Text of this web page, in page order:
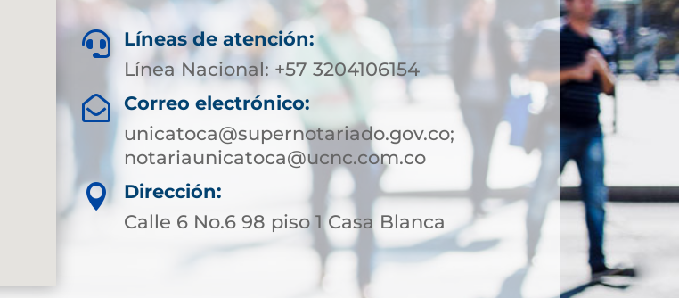

Líneas de atención:
Línea Nacional: +57 3204106154
 Correo electrónico:
unicatoca@supernotariado.gov.co;
notariaunicatoca@ucnc.com.co

Dirección:
Calle 6 No.6 98 piso 1 Casa Blanca